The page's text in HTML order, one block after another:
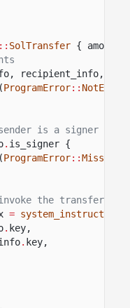
:: SolTransfer { amount
recipient_info,
(ProgramError::
is a signer
. is_signer {
(ProgramError::
the transfer
= system_instruction
. key,
. key,